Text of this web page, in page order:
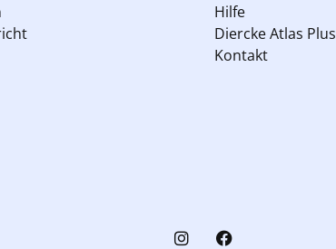
Hilfe
Diercke Atlas Plus
Kontakt